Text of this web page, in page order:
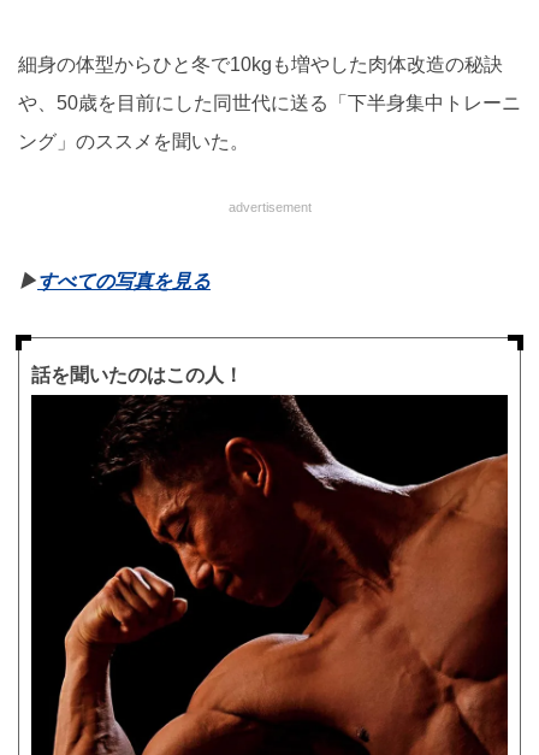
細身の体型からひと冬で10kgも増やした肉体改造の秘訣
や、50歳を目前にした同世代に送る「下半身集中トレーニ
ング」のススメを聞いた。
advertisement
▶︎すべての写真を見る
話を聞いたのはこの人！